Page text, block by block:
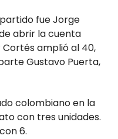
fue Jorge
abrir la cuenta
amplió al 40,
Gustavo Puerta,
colombiano en la
con tres unidades.
6.